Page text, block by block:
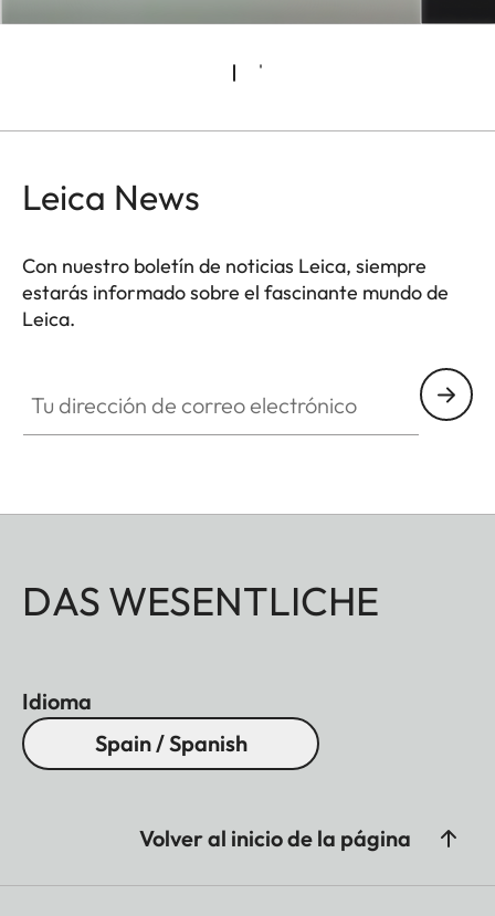
Leica News
Con nuestro boletín de noticias Leica, siempre
estarás informado sobre el fascinante mundo de
Leica.
DAS WESENTLICHE
Idioma
Spain / Spanish
Volver al inicio de la página